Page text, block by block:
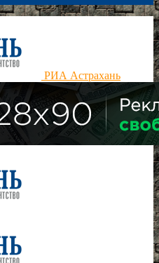
РИА Астрахань